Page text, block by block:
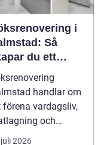
i
Så
du ett
och
kök
handlar om
förena vardagsliv,
och
i et...
2026